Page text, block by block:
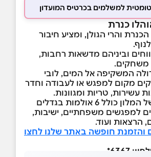
כנרת
והרי הגולן, ומציע חיבור
וביניהם מדשאות רחבות,
משחקים.
המשקיפה אל המים, לובי
מקום למפגש או לעבודה וחדר
עשירות, טריות ומגוונות.
מרכז הכנסים של המלון כולל 6 אולמות בגדלים
למפגשים משפחתיים, ישיבות,
הרצאות ועוד.
והזמנת חופשה באתר שלנו לחצו
6367*